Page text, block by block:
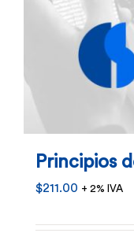
Principios
$211.00 + 2% IVA